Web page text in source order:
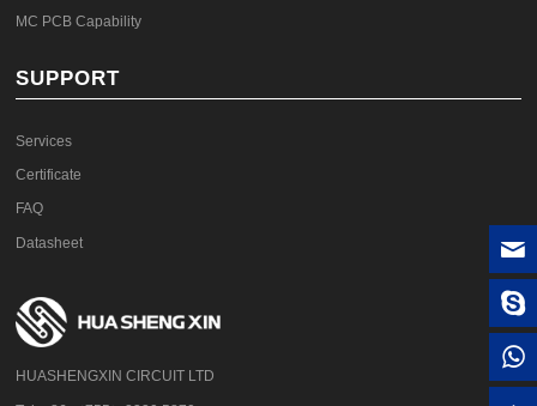
MC PCB Capability
SUPPORT
Services
Certificate
FAQ
Datasheet
HUASHENGXIN CIRCUIT LTD